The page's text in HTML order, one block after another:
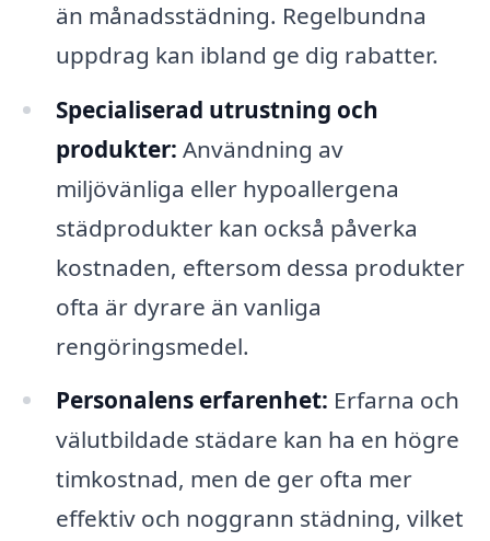
än månadsstädning. Regelbundna
uppdrag kan ibland ge dig rabatter.
Specialiserad utrustning och
produkter: Användning av
miljövänliga eller hypoallergena
städprodukter kan också påverka
kostnaden, eftersom dessa produkter
ofta är dyrare än vanliga
rengöringsmedel.
Personalens erfarenhet: Erfarna och
välutbildade städare kan ha en högre
timkostnad, men de ger ofta mer
effektiv och noggrann städning, vilket